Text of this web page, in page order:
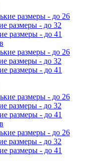
размеры - до 26
размеры - до 32
размеры - до 41
размеры - до 26
размеры - до 32
размеры - до 41
размеры - до 26
размеры - до 32
размеры - до 41
размеры - до 26
размеры - до 32
размеры - до 41